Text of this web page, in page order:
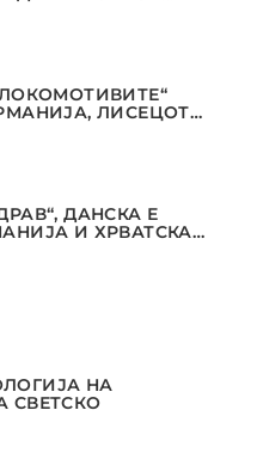
ЛИСЕЦОТ
ДАНСКА Е
И ХРВАТСКА
НА
СВЕТСКО